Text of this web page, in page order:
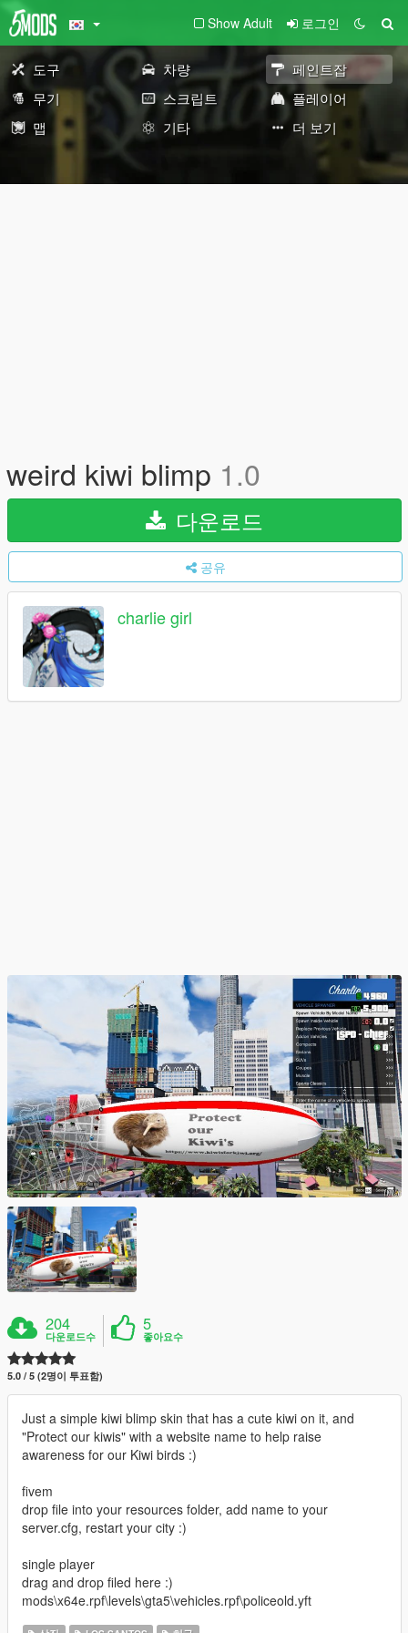
Show Adult 로그인
도구 차량
페인트잡
무기
스크립트
플레이어
맵
기타 더 보기
weird kiwi blimp 1.0
다운로드
공유
charlie girl
204
다운로드수
5
좋아요수
5.0 / 5 (2명이 투표함)
Just a simple kiwi blimp skin that has a cute kiwi on it, and
"Protect our kiwis" with a website name to help raise
awareness for our Kiwi birds :)
fivem
drop file into your resources folder, add name to your
server.cfg, restart your city :)
single player
drag and drop filed here :)
mods\x64e.rpf\levels\gta5\vehicles.rpf\policeold.yft